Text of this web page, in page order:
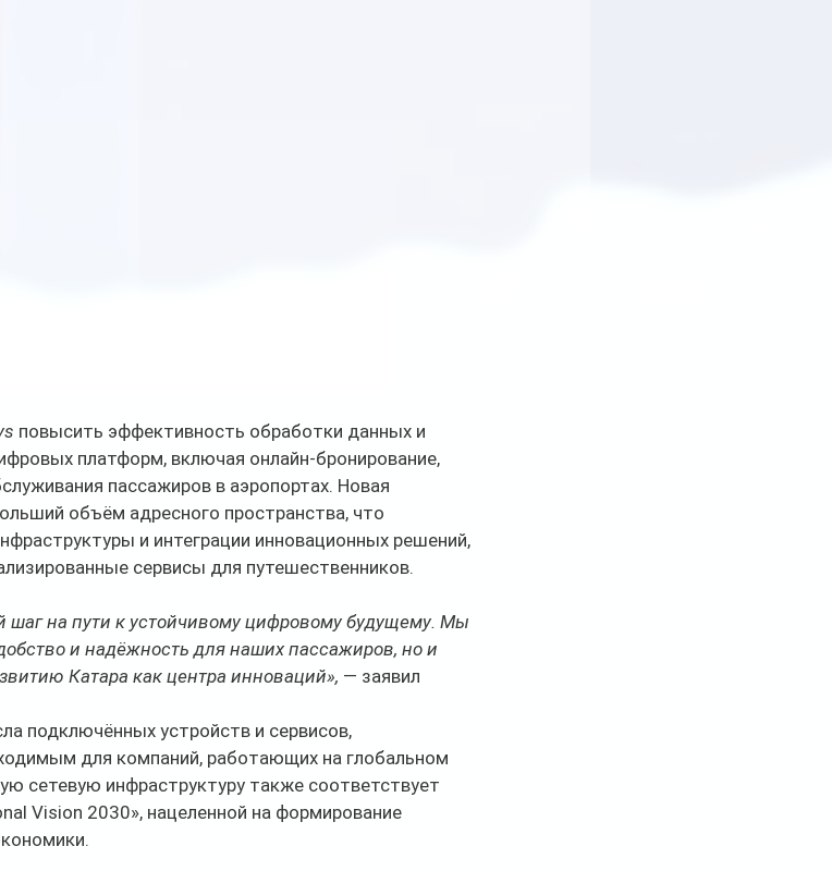
повысить эффективность обработки данных и
платформ, включая онлайн-бронирование,
пассажиров в аэропортах. Новая
объём адресного пространства, что
и интеграции инновационных решений,
сервисы для путешественников.
шаг на пути к устойчивому цифровому будущему. Мы
и надёжность для наших пассажиров, но и
Катара как центра инноваций», — заявил
подключённых устройств и сервисов,
для компаний, работающих на глобальном
сетевую инфраструктуру также соответствует
Vision 2030», нацеленной на формирование